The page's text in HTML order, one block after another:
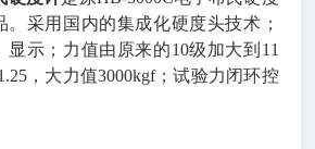
。采用国内的集成化硬度头技术；
显示；力值由原来的10级加大到11
，大力值3000kgf；试验力闭环控